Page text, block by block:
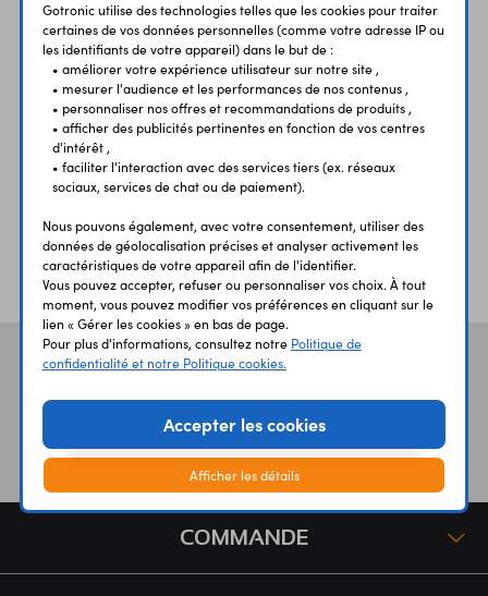
UNE QUESTION?
UN CONSEIL?
PAIEMENT
SÉCURISÉ
LIVRAISON
RAPIDE
ÉTABLISSEMENTS
SCOLAIRES
PLUS 30 ANS
D’EXPERIENCE
Vos aviset témoignages
COMMANDE
Gotronic utilise des technologies telles que les cookies pour traiter
certaines de vos données personnelles (comme votre adresse IP ou
les identifiants de votre appareil) dans le but de :
• améliorer votre expérience utilisateur sur notre site ,
• mesurer l'audience et les performances de nos contenus ,
• personnaliser nos offres et recommandations de produits ,
• afficher des publicités pertinentes en fonction de vos centres
d'intérêt ,
• faciliter l'interaction avec des services tiers (ex. réseaux
sociaux, services de chat ou de paiement).
Nous pouvons également, avec votre consentement, utiliser des
données de géolocalisation précises et analyser activement les
caractéristiques de votre appareil afin de l'identifier.
Vous pouvez accepter, refuser ou personnaliser vos choix. À tout
moment, vous pouvez modifier vos préférences en cliquant sur le
lien « Gérer les cookies » en bas de page.
Pour plus d'informations, consultez notre Politique de
confidentialité et notre Politique cookies.
Accepter les cookies
Afficher les détails